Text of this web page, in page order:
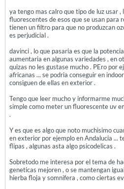
ya tengo mas calro que tipo de luz usar ,
fluorescentes de esos que se usan para
tienen un filtro para que no produzcan
es perjudicial .
davinci , lo que pasaria es que la
aumentaria en algunas variedades , en
quizas no les gustase mucho . PEro por
africanas ... se podria conseguir en
consiguen de ellas en exterior .
Tengo que leer mucho y informarme
simple como meter un fluorescente uv
.
Y es que es algo que noto muchisimo
en exterior por ejemplo en Andalucia ...
flipas , algunas asta algo psicodelicas .
Sobretodo me interesa por el tema de
geneticas mejoren , o se mantengan
hierba floja y somnifera , como ciertas